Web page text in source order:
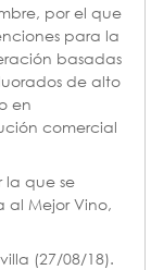
por el que
para la
basadas
de alto
en
comercial
la que se
al Mejor Vino,
(27/08/18).